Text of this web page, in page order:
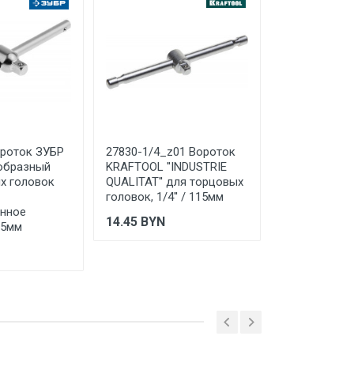
ЗУБР
головок
27830-1/4_z01 Вороток
KRAFTOOL ''INDUSTRIE
QUALITAT'' для торцовых
головок, 1/4'' / 115мм
14.45 BYN